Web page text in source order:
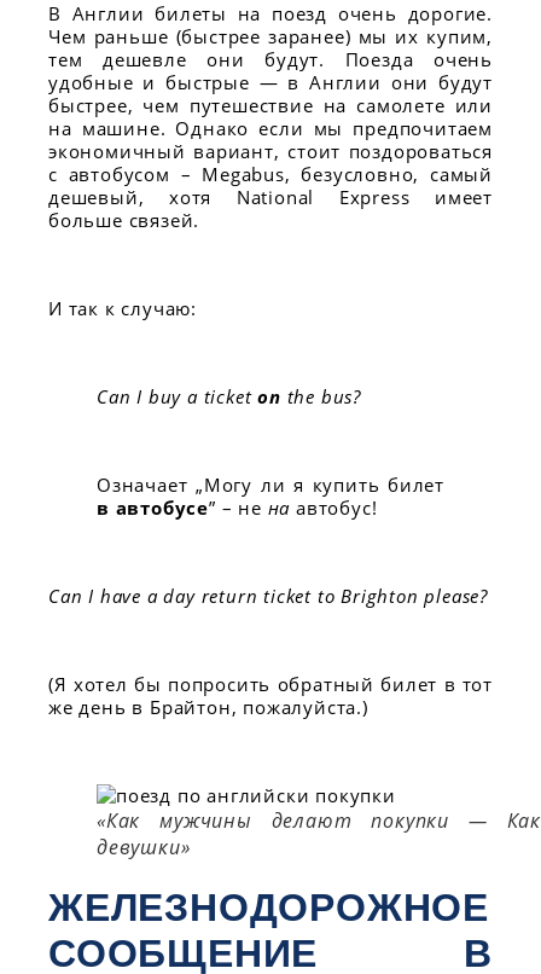
В Англии билеты на поезд очень дорогие.
Чем раньше (быстрее заранее) мы их купим,
тем дешевле они будут. Поезда очень
удобные и быстрые — в Англии они будут
быстрее, чем путешествие на самолете или
на машине. Однако если мы предпочитаем
экономичный вариант, стоит поздороваться
с автобусом – Megabus, безусловно, самый
дешевый, хотя National Express имеет
больше связей.
И так к случаю:
Can I buy a ticketon the bus?
Означает „Могу ли я купить билет
в автобусе” – не на автобус!
Can I have a day return ticket to Brighton please?
(Я хотел бы попросить обратный билет в тот
же день в Брайтон, пожалуйста.)
«Как мужчины делают покупки — Как
девушки»
ЖЕЛЕЗНОДОРОЖНОЕ
СООБЩЕНИЕ В